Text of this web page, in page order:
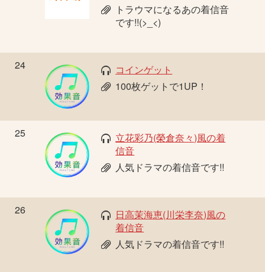
トラウマになるあの着信音
です!!(>_<)
24
コインゲット
100枚ゲットで1UP！
25
立花彩乃(榮倉奈々)風の着
信音
人気ドラマの着信音です!!
26
日高茉海恵(川栄李奈)風の
着信音
人気ドラマの着信音です!!